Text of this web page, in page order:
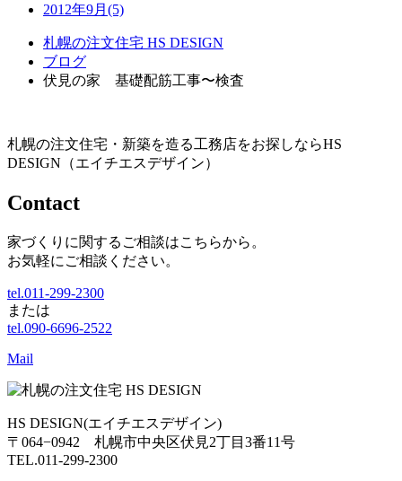
2012年9月(5)
札幌の注文住宅 HS DESIGN
ブログ
伏見の家 基礎配筋工事〜検査
札幌の注文住宅・新築を造る工務店をお探しならHS
DESIGN（エイチエスデザイン）
Contact
家づくりに関するご相談はこちらから。
お気軽にご相談ください。
tel.011-299-2300
または
tel.090-6696-2522
Mail
HS DESIGN(エイチエスデザイン)
〒064−0942 札幌市中央区伏見2丁目3番11号
TEL.011-299-2300